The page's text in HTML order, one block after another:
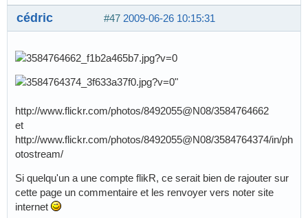
#47 2009-06-26 10:15:31
cédric
http://www.flickr.com/photos/8492055@N08/3584764662
et
http://www.flickr.com/photos/8492055@N08/3584764374/in/ph
otostream/
Si quelqu'un a une compte flikR, ce serait bien de rajouter sur
cette page un commentaire et les renvoyer vers noter site
internet